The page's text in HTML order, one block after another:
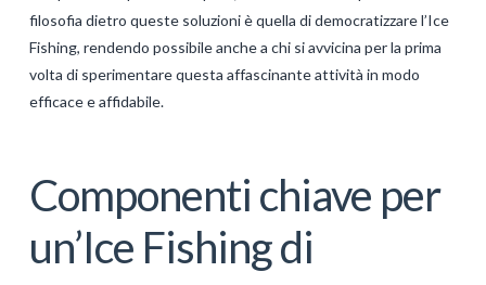
filosofia dietro queste soluzioni è quella di democratizzare l’Ice
Fishing, rendendo possibile anche a chi si avvicina per la prima
volta di sperimentare questa affascinante attività in modo
efficace e affidabile.
Componenti chiave per
un’Ice Fishing di